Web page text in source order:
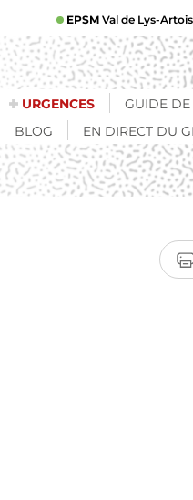
EPSM Val de Lys-Artois
URGENCES GUIDE DE
BLOG
EN DIRECT DU